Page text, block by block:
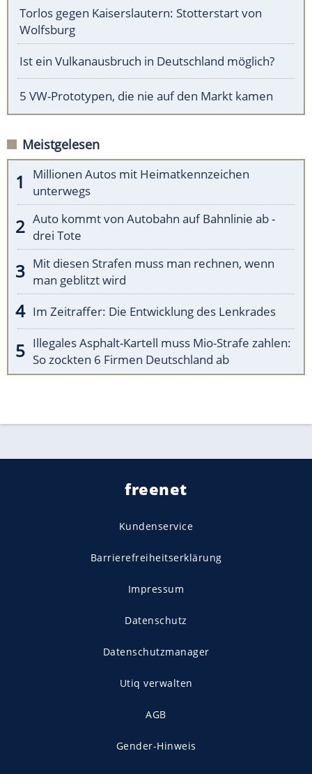
Torlos gegen Kaiserslautern: Stotterstart von
Wolfsburg
Ist ein Vulkanausbruch in Deutschland möglich?
5 VW-Prototypen, die nie auf den Markt kamen
Meistgelesen
Millionen Autos mit Heimatkennzeichen
unterwegs
Auto kommt von Autobahn auf Bahnlinie ab -
drei Tote
Mit diesen Strafen muss man rechnen, wenn
man geblitzt wird
Im Zeitraffer: Die Entwicklung des Lenkrades
Illegales Asphalt-Kartell muss Mio-Strafe zahlen:
So zockten 6 Firmen Deutschland ab
freenet
Kundenservice
Barrierefreiheitserklärung
Impressum
Datenschutz
Datenschutzmanager
Utiq verwalten
AGB
Gender-Hinweis